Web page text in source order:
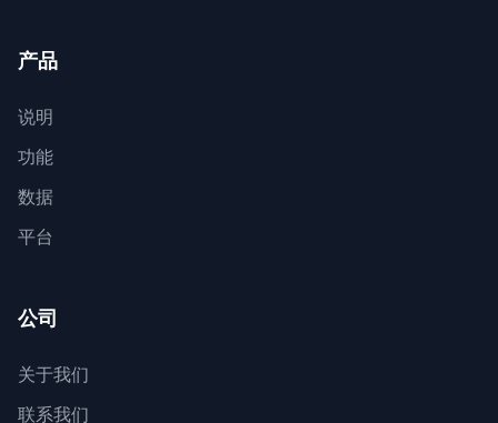
产品
说明
功能
数据
平台
公司
关于我们
联系我们